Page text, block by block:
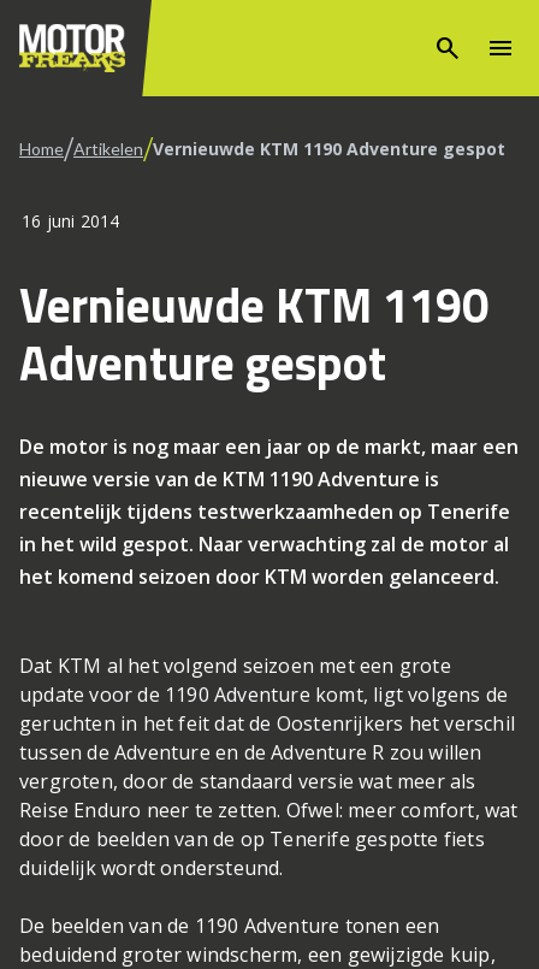
search menu
Home/Artikelen/Vernieuwde KTM 1190 Adventure gespot
16 juni 2014
Vernieuwde KTM 1190
Adventure gespot
De motor is nog maar een jaar op de markt, maar een
nieuwe versie van de KTM 1190 Adventure is
recentelijk tijdens testwerkzaamheden op Tenerife
in het wild gespot. Naar verwachting zal de motor al
het komend seizoen door KTM worden gelanceerd.
Dat KTM al het volgend seizoen met een grote
update voor de 1190 Adventure komt, ligt volgens de
geruchten in het feit dat de Oostenrijkers het verschil
tussen de Adventure en de Adventure R zou willen
vergroten, door de standaard versie wat meer als
Reise Enduro neer te zetten. Ofwel: meer comfort, wat
door de beelden van de op Tenerife gespotte fiets
duidelijk wordt ondersteund.
De beelden van de 1190 Adventure tonen een
beduidend groter windscherm, een gewijzigde kuip,